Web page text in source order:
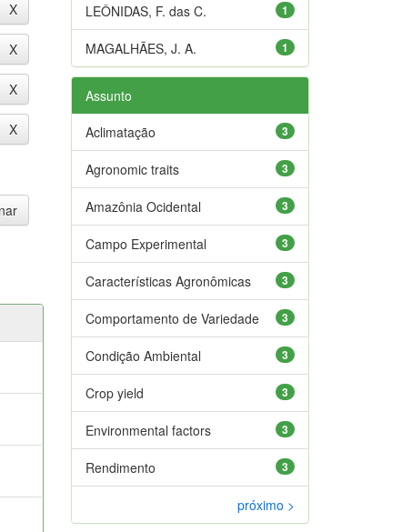
1
LEÔNIDAS, F. das C.
1
MAGALHÃES, J. A.
Assunto
3
Aclimatação
3
Agronomic traits
3
Amazônia Ocidental
3
Campo Experimental
3
Características Agronômicas
3
Comportamento de Variedade
3
Condição Ambiental
3
Crop yield
3
Environmental factors
3
Rendimento
próximo >